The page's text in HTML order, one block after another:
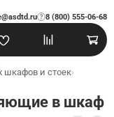
8 (800) 555-06-68
?
и стоек›
в шкаф